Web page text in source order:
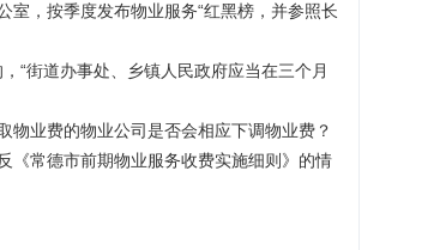
，按季度发布物业服务“红黑榜，并参照长
“街道办事处、乡镇人民政府应当在三个月
业费的物业公司是否会相应下调物业费？
《常德市前期物业服务收费实施细则》的情